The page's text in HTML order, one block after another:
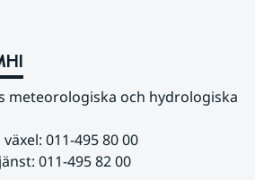
meteorologiska och hydrologiska
011-495 80 00
011-495 82 00